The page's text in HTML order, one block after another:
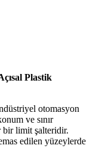
Plastik
otomasyon
ve sınır
bir limit şalteridir.
edilen yüzeylerde